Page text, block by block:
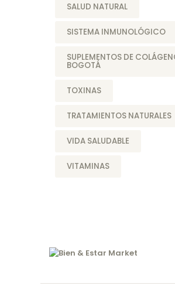
SALUD NATURAL
SISTEMA INMUNOLÓGICO
SUPLEMENTOS DE
BOGOTÁ
TOXINAS
TRATAMIENTOS NATURALES
VIDA SALUDABLE
VITAMINAS